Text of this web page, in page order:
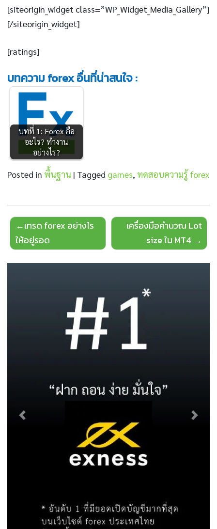
[siteorigin_widget class=”WP_Widget_Media_Gallery”]
[/siteorigin_widget]
[ratings]
บทความ forex อื่นที่น่าสนใจ :
บทที่ 1: Forex คือ
อะไร? ทำงาน
อย่างไร?
Posted in พื้นฐาน | Tagged games, ทดสอบความรู้ forex
Post
navigation
เทรด forex อย่างไร
ให้อยู่รอด
เครื่องมือคำนวณ Lot
size ใน MT4
Previous Next